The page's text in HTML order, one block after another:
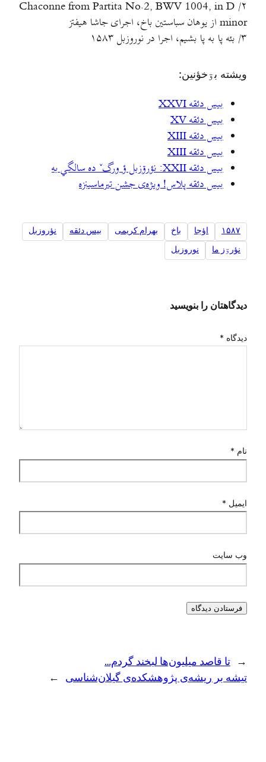
۲/ Chaconne from Partita No.2, BWV 1004, in D
minor از یوهان سباستین باخ، اجرای جاشا هیفتز
۳/ بئه پا به پا بشیم، اجرا در نوروزبل ۱۵۸۳
ويشته بۊخؤنين:
بیس دئقه XXVI
بیس دئقه XV
بیس دئقه XIII
بیس دئقه XIII
بيس دئقه XXII: نؤرۊزبل ؤ ورگˇ ده سالگي به
بیس دئقه پلاس! ویژه‌ی جشن تیرماسینزه
۱۵۸۷ اؤجا باخ بهرام کریمی بیس دئقه نؤروزبل
نؤرۊز ما نوروزبل
دیدگاهتان را بنویسید
دیدگاه *
نام *
ایمیل *
وب‌ سایت
←
تا قاصد میلیون‌ها لبخند گردم…
تیشه بر ریشه‌ی پژوهشکده‌ی گیلان‌شناسی
→